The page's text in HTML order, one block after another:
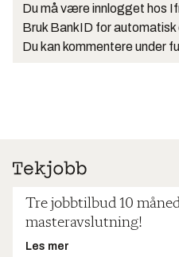
Du må være innlogget hos
Bruk BankID for
Du kan kommentere under
Tre jobbtilbud 10
masteravslutning!
Les mer